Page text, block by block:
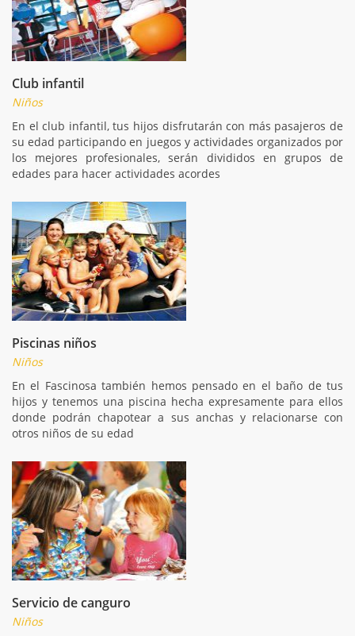
Club infantil
Niños
En el club infantil, tus hijos disfrutarán con más pasajeros de
su edad participando en juegos y actividades organizados por
los mejores profesionales, serán divididos en grupos de
edades para hacer actividades acordes
Piscinas niños
Niños
En el Fascinosa también hemos pensado en el baño de tus
hijos y tenemos una piscina hecha expresamente para ellos
donde podrán chapotear a sus anchas y relacionarse con
otros niños de su edad
Servicio de canguro
Niños